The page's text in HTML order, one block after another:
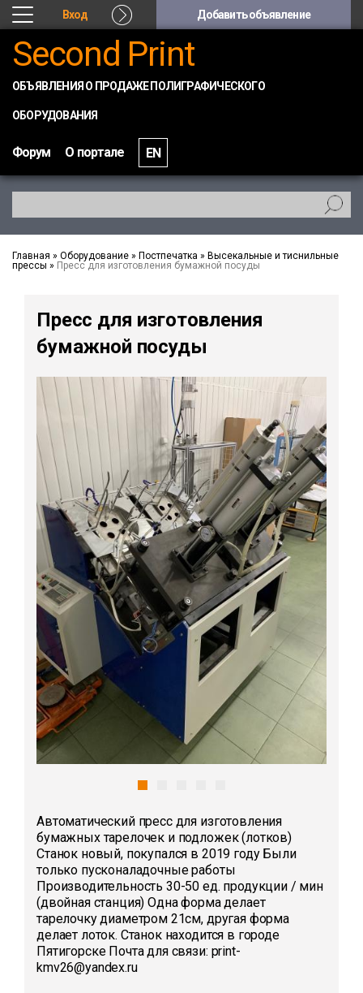
Вход Добавить объявление
Second Print
ОБЪЯВЛЕНИЯ О ПРОДАЖЕ ПОЛИГРАФИЧЕСКОГО
ОБОРУДОВАНИЯ
Форум О портале EN
Главная » Оборудование » Постпечатка » Высекальные и тиснильные
прессы » Пресс для изготовления бумажной посуды
Пресс для изготовления
бумажной посуды
Автоматический пресс для изготовления
бумажных тарелочек и подложек (лотков)
Станок новый, покупался в 2019 году Были
только пусконаладочные работы
Производительность 30-50 ед. продукции / мин
(двойная станция) Одна форма делает
тарелочку диаметром 21см, другая форма
делает лоток. Станок находится в городе
Пятигорске Почта для связи: print-
kmv26@yandex.ru